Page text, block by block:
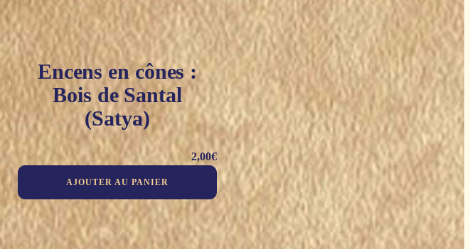
Encens en cônes :
Bois de Santal
(Satya)
2,00€
AJOUTER AU PANIER